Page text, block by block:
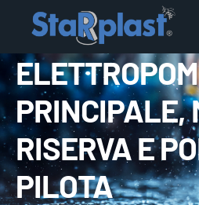
PRINCIPALE,
RISERVA E
PILOTA